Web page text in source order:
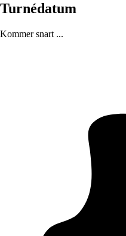
Turnédatum
Kommer snart ...